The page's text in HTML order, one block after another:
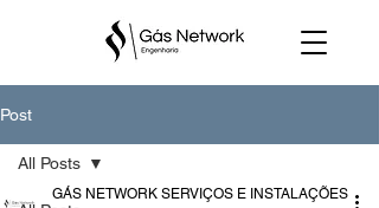
Post
All Posts
GÁS NETWORK SERVIÇOS E INSTALAÇÕES